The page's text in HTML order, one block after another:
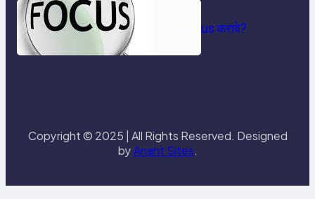
☝️ गणितात नेमके कुठे Focus करावे?
Copyright © 2025 | All Rights Reserved. Designed
byAnant Sites.